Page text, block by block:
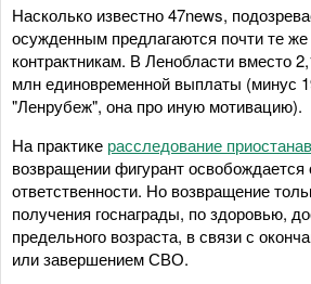
Насколько известно 47news,
осужденным предлагаются почти те
контрактникам. В Ленобласти вместо
млн единовременной выплаты (минус
"Ленрубеж", она про иную мотивацию).
На практике расследование
возвращении фигурант освобождается
ответственности. Но возвращение
получения госнаграды, по здоровью,
предельного возраста, в связи с
или завершением СВО.